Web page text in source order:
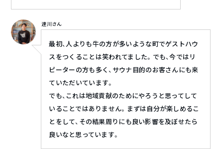
達川さん
最初、人よりも牛の方が多いような町でゲストハウ
スをつくることは笑われてました。でも、今ではリ
ピーターの方も多く、サウナ目的のお客さんにも来
ていただいています。
でも、これは地域貢献のためにやろうと思ってして
いることではありません。まずは自分が楽しめるこ
とをして、その結果周りにも良い影響を及ぼせたら
良いなと思っています。